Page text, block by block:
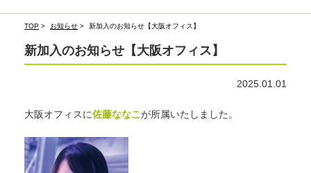
TOP > お知らせ > 新加入のお知らせ【大阪オフィス】
新加入のお知らせ【大阪オフィス】
2025.01.01
大阪オフィスに佐藤ななこが所属いたしました。